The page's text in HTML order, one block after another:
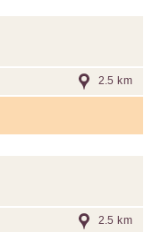
2.5 km
2.5 km